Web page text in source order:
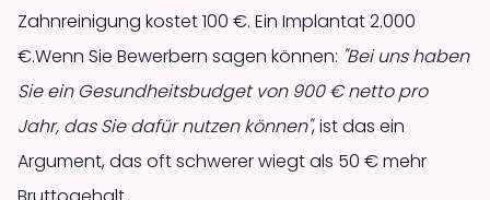
Zahnreinigung kostet 100 €. Ein Implantat 2.000
€.Wenn Sie Bewerbern sagen können: "Bei uns haben
Sie ein Gesundheitsbudget von 900 € netto pro
Jahr, das Sie dafür nutzen können", ist das ein
Argument, das oft schwerer wiegt als 50 € mehr